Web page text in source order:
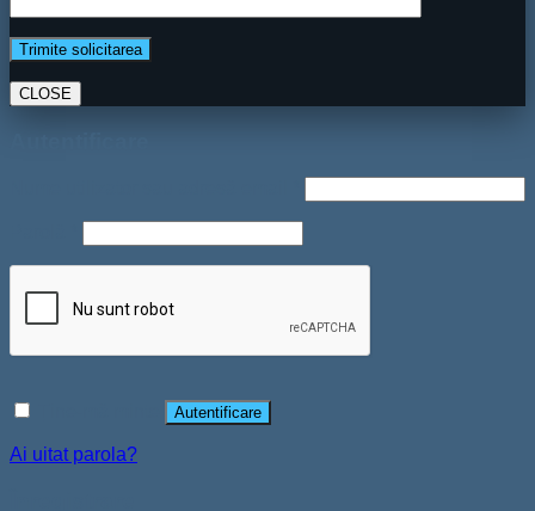
CLOSE
Autentificare
Ai uitat parola?